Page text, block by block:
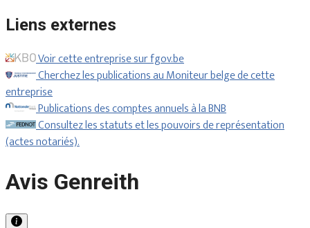
Liens externes
Voir cette entreprise sur fgov.be
Cherchez les publications au Moniteur belge de cette
entreprise
Publications des comptes annuels à la BNB
Consultez les statuts et les pouvoirs de représentation
(actes notariés).
Avis Genreith